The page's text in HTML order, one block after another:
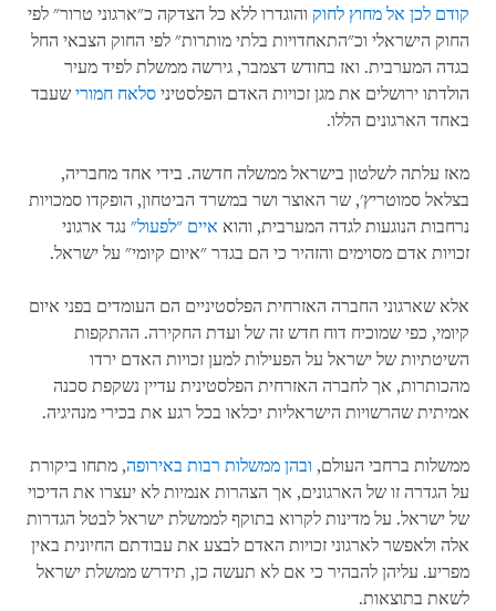
קודם לכן אל מחוץ לחוק והוגדרו ללא כל הצדקה כ"ארגוני טרור" לפי
החוק הישראלי וכ"התאחדויות בלתי מותרות" לפי החוק הצבאי החל
בגדה המערבית. ואז בחודש דצמבר, גירשה ממשלת לפיד מעיר
הולדתו ירושלים את מגן זכויות האדם הפלסטיני סלאח חמורי שעבד
באחד הארגונים הללו.
מאז עלתה לשלטון בישראל ממשלה חדשה. בידי אחד מחבריה,
בצלאל סמוטריץ', שר האוצר ושר במשרד הביטחון, הופקדו סמכויות
נרחבות הנוגעות לגדה המערבית, והוא איים "לפעול" נגד ארגוני
זכויות אדם מסוימים והזהיר כי הם בגדר "איום קיומי" על ישראל.
אלא שארגוני החברה האזרחית הפלסטיניים הם העומדים בפני איום
קיומי, כפי שמוכיח דוח חדש זה של ועדת החקירה. ההתקפות
השיטתיות של ישראל על הפעילות למען זכויות האדם ירדו
מהכותרות, אך לחברה האזרחית הפלסטינית עדיין נשקפת סכנה
אמיתית שהרשויות הישראליות יכלאו בכל רגע את בכירי מנהיגיה.
ממשלות ברחבי העולם, ובהן ממשלות רבות באירופה, מתחו ביקורת
על הגדרה זו של הארגונים, אך הצהרות אנמיות לא יעצרו את הדיכוי
של ישראל. על מדינות לקרוא בתוקף לממשלת ישראל לבטל הגדרות
אלה ולאפשר לארגוני זכויות האדם לבצע את עבודתם החיונית באין
מפריע. עליהן להבהיר כי אם לא תעשה כן, תידרש ממשלת ישראל
לשאת בתוצאות.